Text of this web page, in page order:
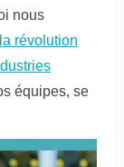
nous
révolution
équipes, se